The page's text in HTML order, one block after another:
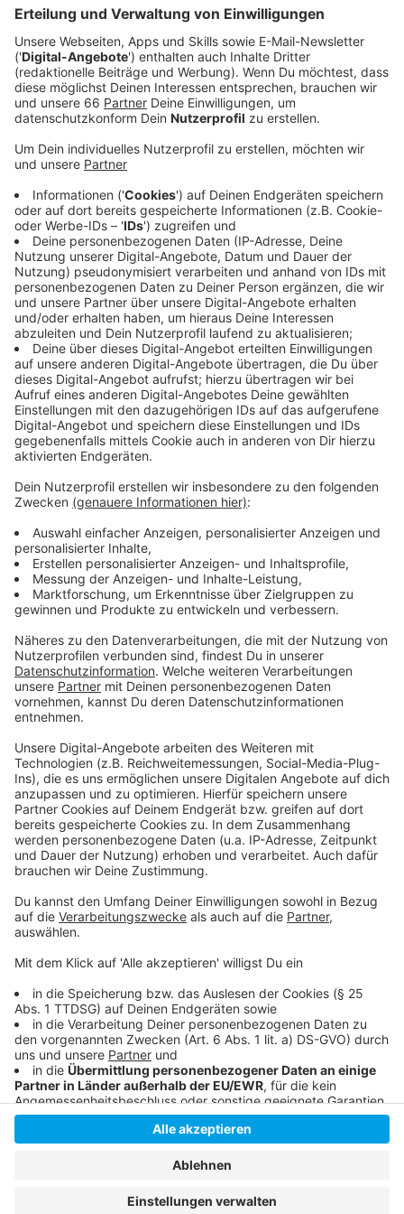
gefunden.
Veröffentlicht:Mittwoch, 22.11.2023 05:20
Anzeige
Das Tierheim Düsseldorf spricht davon, dass der
Körper des Hundes bereits mehrere Tage im Wasser
gelegen haben muss. Außerdem sei der Kopf mit
glatten Schnitten abgetrennt worden, weshalb man
einen Angriff eines Fuchses oder anderen Tieres
ausschließen könne. Das Tierheim beschreibt die
Hündin als klein mit schwarz weißem Fell. Der Halter
oder die Halterin konnte bisher nicht ermittelt werden.
Deshalb bittet sowohl das Tierheim Düsseldorf als
auch PETA um Mithilfe.Wer Hinweise hat, soll sich
entweder an die Organisation, die Polizei oder das
Tierheim in Düsseldorf wenden.
Anzeige
Weitere Infos und Links zum Thema:
Hinweise an PETA:
telefonisch unter 0711-8605910 oder per E-Mail:
whistleblower@peta.de
Hinweise an das Tierheim Düsseldorf
Infos zur Tielquälerei
PETA-Themenseite zum Hund
Anzeige
Anzeige